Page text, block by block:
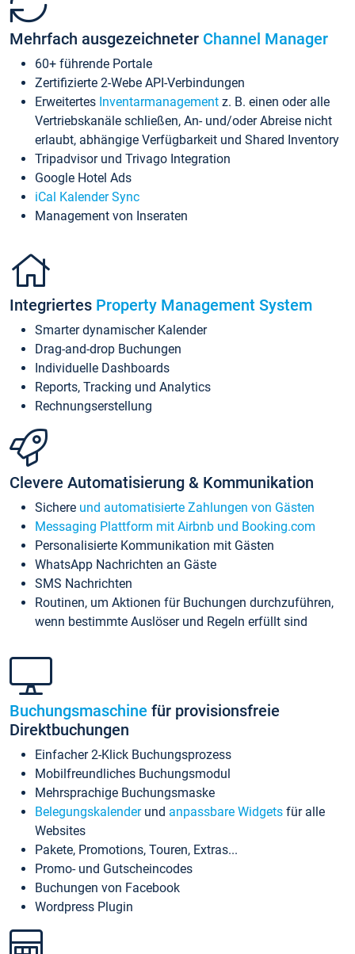
Mehrfach ausgezeichneter Channel Manager
60+ führende Portale
Zertifizierte 2-Webe API-Verbindungen
Erweitertes Inventarmanagement z. B. einen oder alle
Vertriebskanäle schließen, An- und/oder Abreise nicht
erlaubt, abhängige Verfügbarkeit und Shared Inventory
Tripadvisor und Trivago Integration
Google Hotel Ads
iCal Kalender Sync
Management von Inseraten
Integriertes Property Management System
Smarter dynamischer Kalender
Drag-and-drop Buchungen
Individuelle Dashboards
Reports, Tracking und Analytics
Rechnungserstellung
Clevere Automatisierung & Kommunikation
Sichere und automatisierte Zahlungen von Gästen
Messaging Plattform mit Airbnb und Booking.com
Personalisierte Kommunikation mit Gästen
WhatsApp Nachrichten an Gäste
SMS Nachrichten
Routinen, um Aktionen für Buchungen durchzuführen,
wenn bestimmte Auslöser und Regeln erfüllt sind
Buchungsmaschine für provisionsfreie
Direktbuchungen
Einfacher 2-Klick Buchungsprozess
Mobilfreundliches Buchungsmodul
Mehrsprachige Buchungsmaske
Belegungskalenderund anpassbare Widgets für alle
Websites
Pakete, Promotions, Touren, Extras...
Promo- und Gutscheincodes
Buchungen von Facebook
Wordpress Plugin